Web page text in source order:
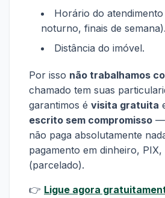
Horário do
noturno, finais de semana).
Distância do imóvel.
Por isso não trabalhamos
chamado tem suas
garantimos é visita gratuita
escrito sem compromisso —
não paga absolutamente
pagamento em dinheiro,
(parcelado).
👉 Ligue agora